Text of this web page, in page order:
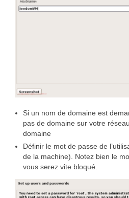
Si un nom de domaine est
pas de domaine sur votre
domaine
Définir le mot de passe de
de la machine). Notez bien le
vous serez vite bloqué.